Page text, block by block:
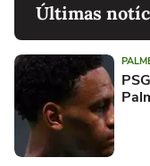
Últimas